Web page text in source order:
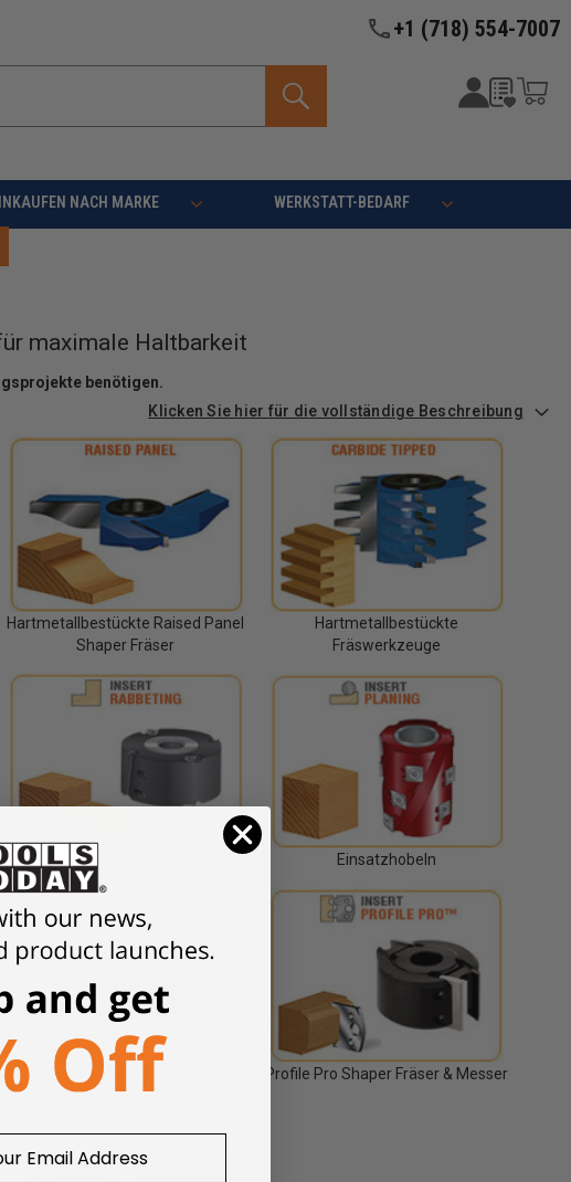
+1 (718) 554-7007
NACH MARKE WERKSTATT-BEDARF
maximale Haltbarkeit
benötigen.
Klicken Sie hier für die vollständige Beschreibung
Hartmetallbestückte Raised Panel
Shaper Fräser
Hartmetallbestückte
Fräswerkzeuge
Falzung einfügen Einsatzhobeln
Lamello einfügen Profile Pro Shaper Fräser & Messer